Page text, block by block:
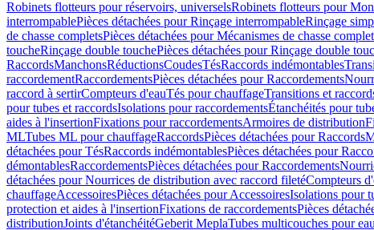
Robinets flotteurs pour réservoirs, universelsRobinets flotteurs pour
interrompablePièces détachées pour Rinçage interrompableRinçage
de chasse completsPièces détachées pour Mécanismes de chasse
toucheRinçage double touchePièces détachées pour Rinçage double
RaccordsManchonsRéductionsCoudesTésRaccords indémontables
raccordementRaccordementsPièces détachées pour Raccordements
raccord à sertirCompteurs d'eauTés pour chauffageTransitions et
pour tubes et raccordsIsolations pour raccordementsÉtanchéités pour
aides à l'insertionFixations pour raccordementsArmoires de distribution
MLTubes ML pour chauffageRaccordsPièces détachées pour Raccords
détachées pour TésRaccords indémontablesPièces détachées pour
démontablesRaccordementsPièces détachées pour Raccordements
détachées pour Nourrices de distribution avec raccord filetéCompteurs
chauffageAccessoiresPièces détachées pour AccessoiresIsolations pour
protection et aides à l'insertionFixations de raccordementsPièces
distributionJoints d'étanchéitéGeberit MeplaTubes multicouches pour